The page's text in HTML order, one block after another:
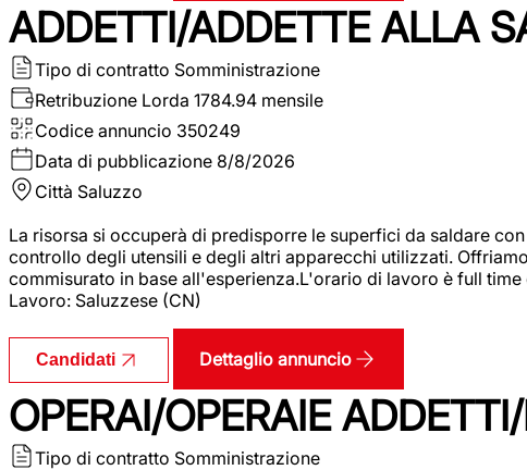
ADDETTI/ADDETTE ALLA
Tipo di contratto Somministrazione
Retribuzione Lorda 1784.94 mensile
Codice annuncio 350249
Data di pubblicazione 8/8/2026
Città Saluzzo
La risorsa si occuperà di predisporre le superfici da saldare
controllo degli utensili e degli altri apparecchi utilizzati.
commisurato in base all'esperienza.L'orario di lavoro è full
Lavoro: Saluzzese (CN)
Candidati Dettaglio annuncio
OPERAI/OPERAIE
Tipo di contratto Somministrazione